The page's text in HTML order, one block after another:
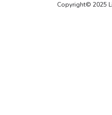
Copyright© 2025